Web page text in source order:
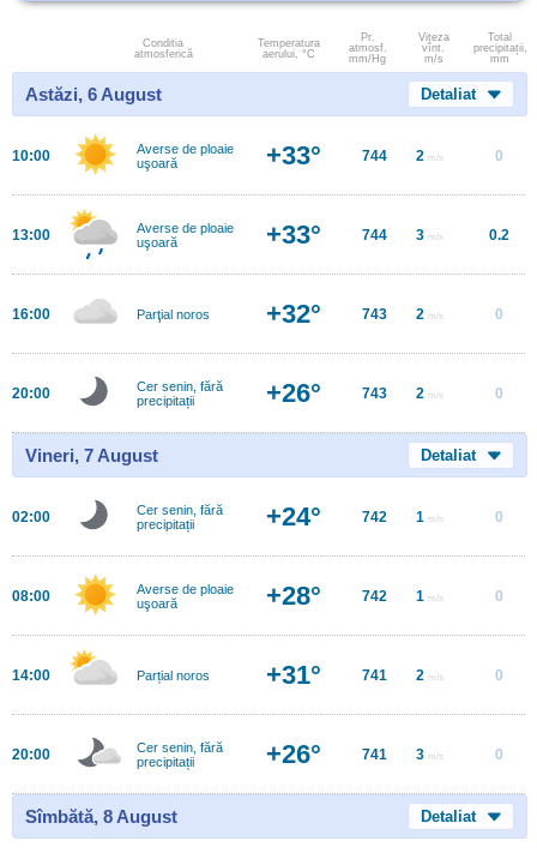
Conditia
atmosferică
Temperatura
aerului, °C
Pr.
atmosf.
mm/Hg
Viteza
vînt.
m/s
Total
precipitații,
mm
Astăzi, 6 August Detaliat
10:00
Averse de ploaie
uşoară
+33° 744 2 m/s 0
13:00
Averse de ploaie
uşoară
+33° 744 3 m/s 0.2
16:00 Parţial noros +32° 743 2 m/s 0
20:00
Cer senin, fără
precipitații
+26° 743 2 m/s 0
Vineri, 7 August Detaliat
02:00
Cer senin, fără
precipitații
+24° 742 1 m/s 0
08:00
Averse de ploaie
uşoară
+28° 742 1 m/s 0
14:00 Parțial noros +31° 741 2 m/s 0
20:00
Cer senin, fără
precipitații
+26° 741 3 m/s 0
Sîmbătă, 8 August Detaliat